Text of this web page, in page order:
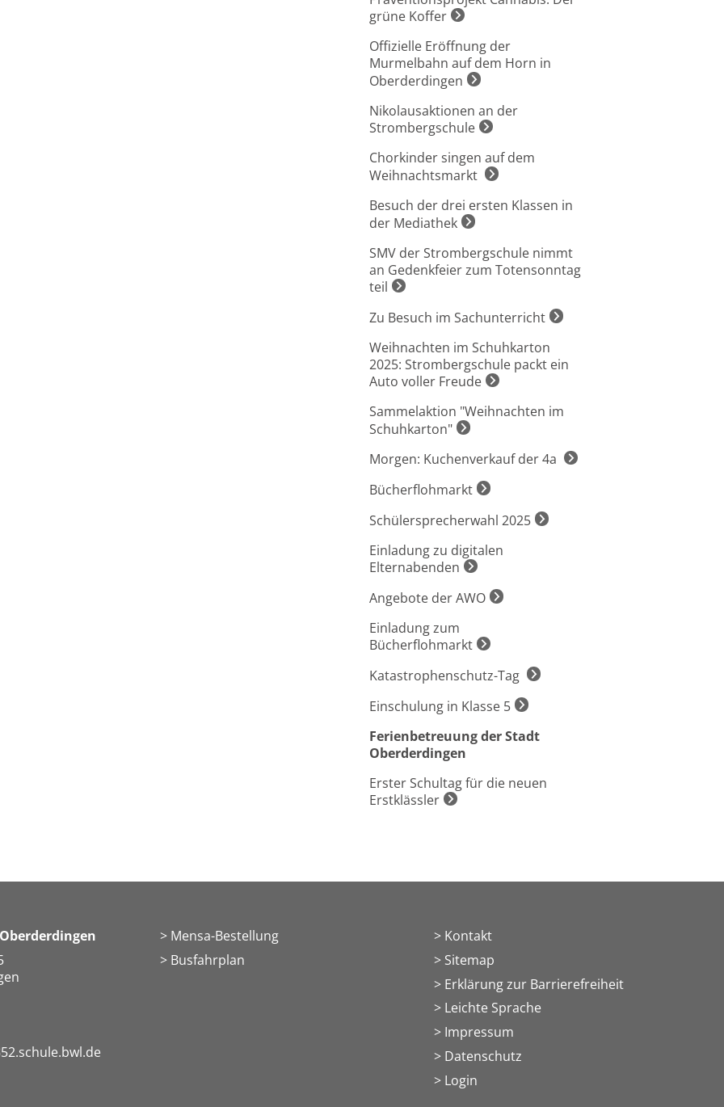
grüne Koffer
Offizielle Eröffnung der
Murmelbahn auf dem Horn in
Oberderdingen
Nikolausaktionen an der
Strombergschule
Chorkinder singen auf dem
Weihnachtsmarkt
Besuch der drei ersten Klassen in
der Mediathek
SMV der Strombergschule nimmt
an Gedenkfeier zum Totensonntag
teil
Zu Besuch im Sachunterricht
Weihnachten im Schuhkarton
2025: Strombergschule packt ein
Auto voller Freude
Sammelaktion "Weihnachten im
Schuhkarton"
Morgen: Kuchenverkauf der 4a
Bücherflohmarkt
Schülersprecherwahl 2025
Einladung zu digitalen
Elternabenden
Angebote der AWO
Einladung zum
Bücherflohmarkt
Katastrophenschutz-Tag
Einschulung in Klasse 5
Ferienbetreuung der Stadt
Oberderdingen
Erster Schultag für die neuen
Erstklässler
Mensa-Bestellung
Busfahrplan
Kontakt
Sitemap
Erklärung zur Barrierefreiheit
Leichte Sprache
Impressum
Datenschutz
> Login